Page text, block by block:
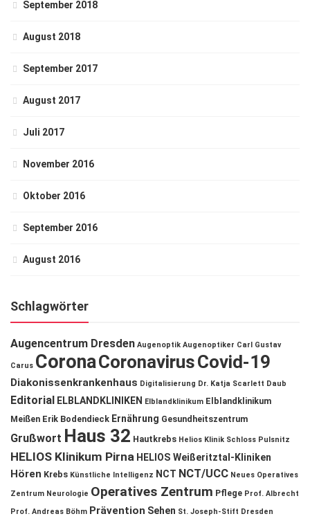
September 2018
August 2018
September 2017
August 2017
Juli 2017
November 2016
Oktober 2016
September 2016
August 2016
Schlagwörter
Augencentrum Dresden Augenoptik Augenoptiker Carl Gustav
Carus CoronaCoronavirusCovid-19
Diakonissenkrankenhaus Digitalisierung Dr. Katja Scarlett Daub
Editorial ELBLANDKLINIKEN Elblandklinikum Elblandklinikum
Meißen Erik Bodendieck Ernährung Gesundheitszentrum
Grußwort Haus 32 Hautkrebs Helios Klinik Schloss Pulsnitz
HELIOS Klinikum Pirna HELIOS Weißeritztal-Kliniken
Hören Krebs Künstliche Intelligenz NCT NCT/UCC Neues Operatives
Zentrum Neurologie Operatives Zentrum Pflege Prof. Albrecht
Prof. Andreas Böhm Prävention Sehen St. Joseph-Stift Dresden